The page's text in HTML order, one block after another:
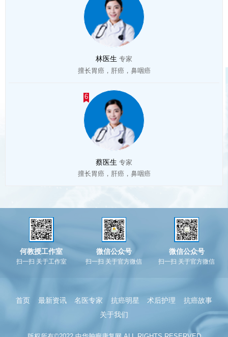
林医生 专家
擅长胃癌，肝癌，鼻咽癌
6
蔡医生 专家
擅长胃癌，肝癌，鼻咽癌
何教授工作室
扫一扫 关于工作室
微信公众号
扫一扫 关于官方微信
微信公众号
扫一扫 关于官方微信
首页 最新资讯 名医专家 抗癌明星 术后护理
抗癌故事
关于我们